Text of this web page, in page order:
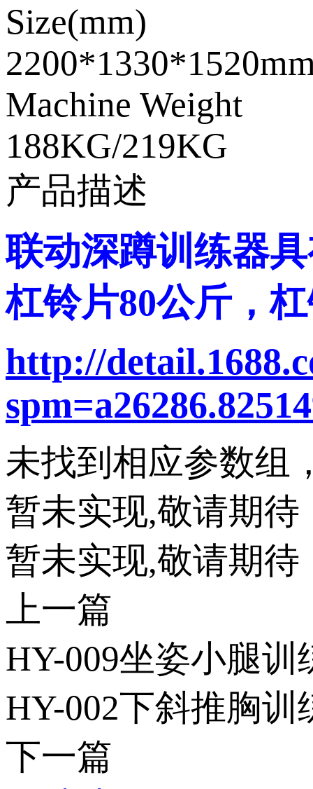
Size(mm)
Machine Weight
188KG/219KG
产品描述
联动深蹲训练器具
杠铃片80公斤，杠
http://
未找到相应参数组
暂未实现,敬请期待
暂未实现,敬请期待
上一篇
HY-009坐姿小腿训
HY-002下斜推胸训
下一篇